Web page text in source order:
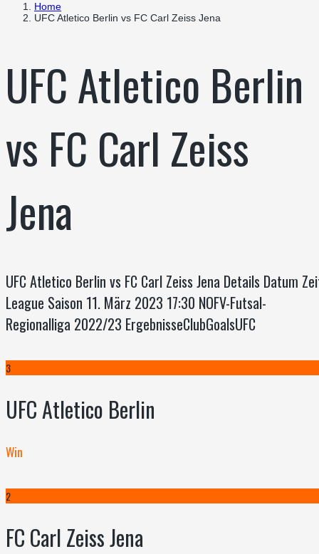
Home
UFC Atletico Berlin vs FC Carl Zeiss Jena
UFC Atletico Berlin
vs FC Carl Zeiss
Jena
UFC Atletico Berlin vs FC Carl Zeiss Jena Details Datum
League Saison 11. März 2023 17:30 NOFV-Futsal-
Regionalliga 2022/23 ErgebnisseClubGoalsUFC
3
UFC Atletico Berlin
Win
2
FC Carl Zeiss Jena